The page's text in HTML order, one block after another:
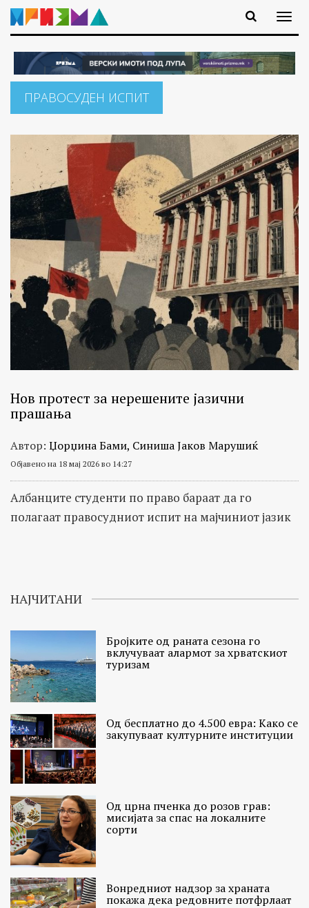
ПРАВОСУДЕН ИСПИТ
Нов протест за нерешените јазични
прашања
Автор: Џорџина Бами, Синиша Јаков Марушиќ
Објавено на 18 мај 2026 во 14:27
Албанците студенти по право бараат да го
полагаат правосудниот испит на мајчиниот јазик
НАЈЧИТАНИ
Бројките од раната сезона го
вклучуваат алармот за хрватскиот
туризам
Од бесплатно до 4.500 евра: Како се
закупуваат културните институции
Од црна пченка до розов грав:
мисијата за спас на локалните
сорти
Вонредниот надзор за храната
покажа дека редовните потфрлаат